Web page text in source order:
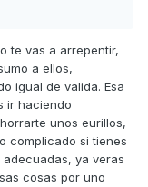
te vas a arrepentir,
a ellos,
igual de valida. Esa
ir haciendo
unos eurillos,
complicado si tienes
ya veras
cosas por uno